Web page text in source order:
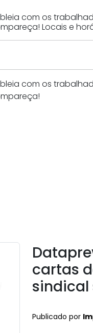
com os
Locais e
com os
cartas
sindical
Publicado por